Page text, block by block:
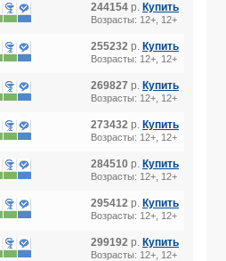
244154 р. Купить
Возрасты: 12+, 12+
255232 р. Купить
Возрасты: 12+, 12+
269827 р. Купить
Возрасты: 12+, 12+
273432 р. Купить
Возрасты: 12+, 12+
284510 р. Купить
Возрасты: 12+, 12+
295412 р. Купить
Возрасты: 12+, 12+
299192 р. Купить
Возрасты: 12+, 12+